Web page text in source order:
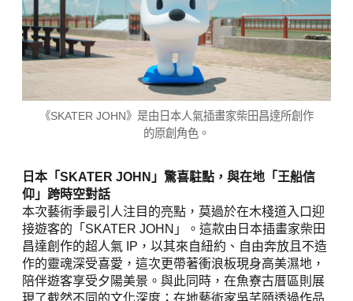
《SKATER JOHN》是由日本人氣插畫家柴田昌達所創作
的原創角色。
仰」跨時空對話
本次藝術季最引人注目的亮點，莫過於在木棧道入口迎
接遊客的「SKATER JOHN」。這款由日本插畫家柴田
昌達創作的超人氣 IP，以其來自紐約、自由奔放且不造
作的靈魂深受喜愛，這次更帶著衝浪板現身高美濕地，
陪伴遊客享受夕陽美景。與此同時，在魚寮古厝區則展
現了截然不同的文化深度；在地藝術家吳芊頤透過作品